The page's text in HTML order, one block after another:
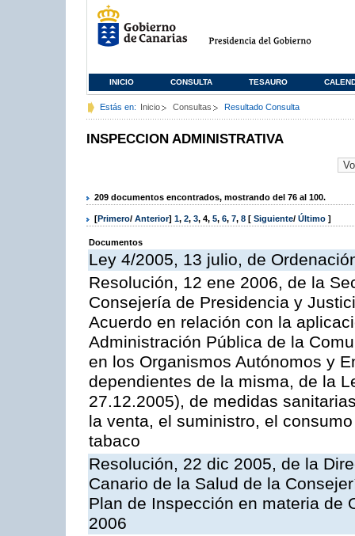
INICIO CONSULTA TESAURO
Estás en: Inicio Consultas Resultado Consulta
INSPECCION ADMINISTRATIVA
209 documentos encontrados, mostrando del 76 al 100.
[Primero/ Anterior] 1, 2, 3, 4, 5, 6, 7, 8 [ Siguiente/ Último ]
Documentos
Ley 4/2005, 13 julio, de
Resolución, 12 ene 2006, de la
Consejería de Presidencia y
Acuerdo en relación con la
Administración Pública de la
en los Organismos Autónomos y
dependientes de la misma, de la
27.12.2005), de medidas
la venta, el suministro, el
tabaco
Resolución, 22 dic 2005, de la
Canario de la Salud de la
Plan de Inspección en materia de
2006